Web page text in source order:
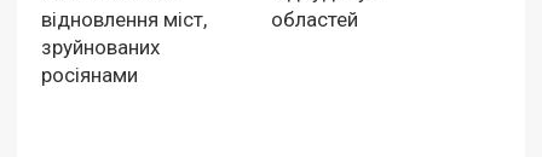
відновлення міст,
зруйнованих
росіянами
областей